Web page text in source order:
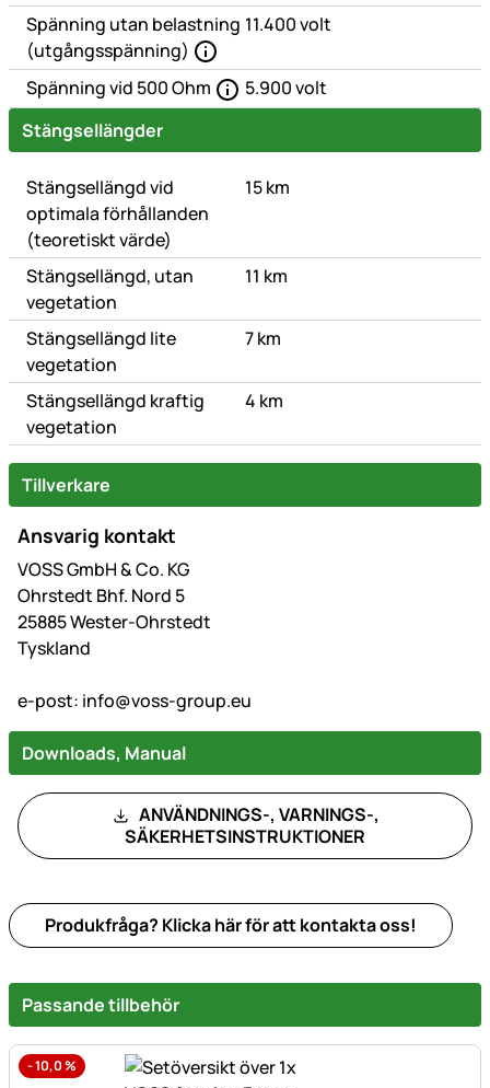
Spänning utan belastning
(utgångsspänning)
11.400 volt
Spänning vid 500 Ohm
5.900 volt
Stängsellängder
Stängsellängd vid
optimala förhållanden
(teoretiskt värde)
15 km
Stängsellängd, utan
vegetation
11 km
Stängsellängd lite
vegetation
7 km
Stängsellängd kraftig
vegetation
4 km
Tillverkare
Ansvarig kontakt
VOSS GmbH & Co. KG
Ohrstedt Bhf. Nord 5
25885 Wester-Ohrstedt
Tyskland
e-post: info@voss-group.eu
Downloads, Manual
ANVÄNDNINGS-, VARNINGS-,
SÄKERHETSINSTRUKTIONER
Produkfråga? Klicka här för att kontakta oss!
Passande tillbehör
-10,0%